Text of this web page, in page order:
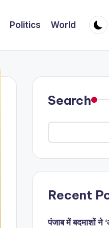
Politics World
Search
Recent
पंजाब में बदमाशों ने